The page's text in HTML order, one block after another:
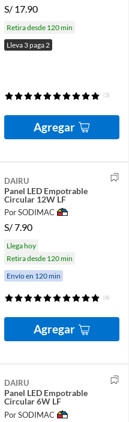
S/ 17.90
Retira desde 120 min
Lleva 3 paga 2
(3)
Agregar
DAIRU
Panel LED Empotrable
Circular 12W LF
Por SODIMAC
S/7.90
Llega hoy
Retira desde 120 min
Envío en 120 min
(4)
Agregar
DAIRU
Panel LED Empotrable
Circular 6W LF
Por SODIMAC